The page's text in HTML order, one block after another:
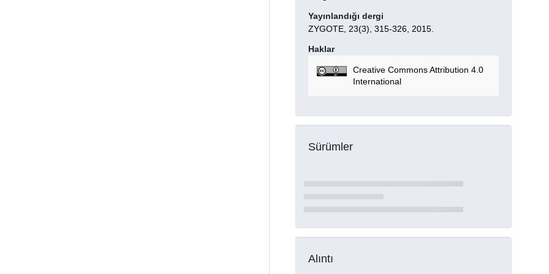
Yayınlandığı dergi
ZYGOTE, 23(3), 315-326, 2015.
Haklar
Creative Commons Attribution 4.0
International
Sürümler
Alıntı